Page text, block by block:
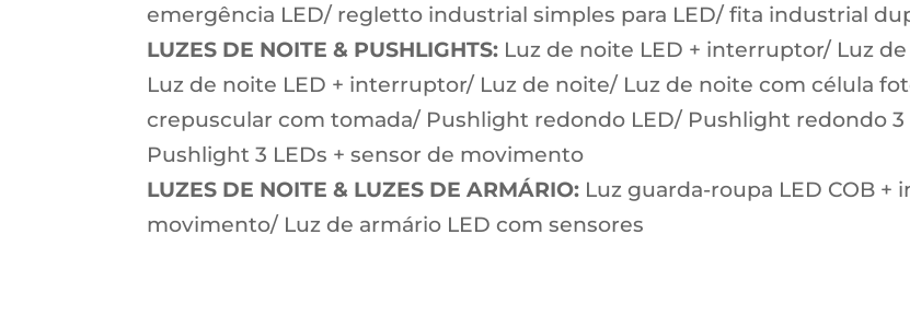
emergência LED/ regletto industrial simples para LED/ fita industrial
LUZES DE NOITE & PUSHLIGHTS: Luz de noite LED + interruptor/ Luz
Luz de noite LED + interruptor/ Luz de noite/ Luz de noite com célula
crepuscular com tomada/ Pushlight redondo LED/ Pushlight redondo
Pushlight 3 LEDs + sensor de movimento
LUZES DE NOITE & LUZES DE ARMÁRIO: Luz guarda-roupa LED COB +
movimento/ Luz de armário LED com sensores